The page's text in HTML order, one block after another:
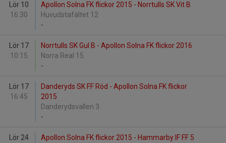
Lör 10
16:30
Apollon Solna FK flickor 2015 - Norrtulls SK Vit B
Huvudstafältet 12
-
Lör 17
10:15
Norrtulls SK Gul B - Apollon Solna FK flickor 2016
Norra Real 15
-
Lör 17
16:45
Danderyds SK FF Röd - Apollon Solna FK flickor
2015
Danderydsvallen 3
-
Lör 24
Apollon Solna FK flickor 2015 - Hammarby IF FF 5